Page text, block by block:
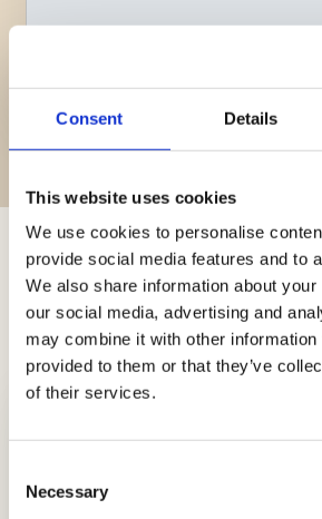
Consent Details
This website uses cookies
We use cookies to personalise
provide social media features and to
We also share information about
our social media, advertising and
may combine it with other information
provided to them or that they’ve
of their services.
Selection
Necessary
Trucchi e consigli
Novità, approfondimenti e
Re e Regine dei fornelli